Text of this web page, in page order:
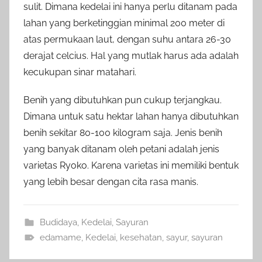
sulit. Dimana kedelai ini hanya perlu ditanam pada
lahan yang berketinggian minimal 200 meter di
atas permukaan laut, dengan suhu antara 26-30
derajat celcius. Hal yang mutlak harus ada adalah
kecukupan sinar matahari.
Benih yang dibutuhkan pun cukup terjangkau.
Dimana untuk satu hektar lahan hanya dibutuhkan
benih sekitar 80-100 kilogram saja. Jenis benih
yang banyak ditanam oleh petani adalah jenis
varietas Ryoko. Karena varietas ini memiliki bentuk
yang lebih besar dengan cita rasa manis.
Budidaya Kedelai Sayuran
edamame, Kedelai kesehatan sayur, sayuran